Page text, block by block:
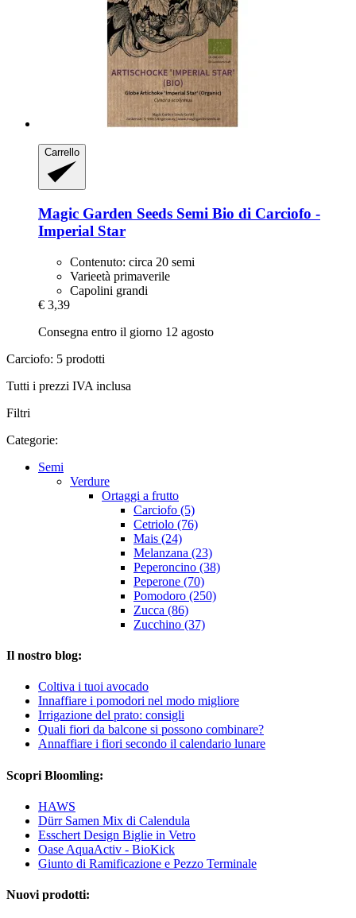
Carrello
Magic Garden Seeds Semi Bio di Carciofo -​
Imperial Star
Contenuto: circa 20 semi
Varieetà primaverile
Capolini grandi
€ 3,39
Consegna entro il giorno 12 agosto
Carciofo: 5 prodotti
Tutti i prezzi IVA inclusa
Filtri
Categorie:
Semi
Verdure
Ortaggi a frutto
Carciofo (5)
Cetriolo (76)
Mais (24)
Melanzana (23)
Peperoncino (38)
Peperone (70)
Pomodoro (250)
Zucca (86)
Zucchino (37)
Il nostro blog:
Coltiva i tuoi avocado
Innaffiare i pomodori nel modo migliore
Irrigazione del prato: consigli
Quali fiori da balcone si possono combinare?
Annaffiare i fiori secondo il calendario lunare
Scopri Bloomling:
HAWS
Dürr Samen Mix di Calendula
Esschert Design Biglie in Vetro
Oase AquaActiv - BioKick
Giunto di Ramificazione e Pezzo Terminale
Nuovi prodotti: